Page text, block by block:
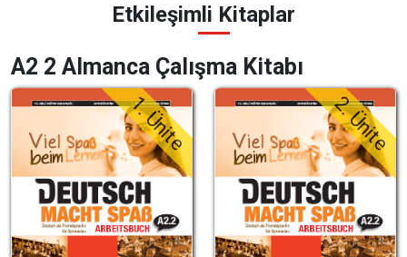
Etkileşimli Kitaplar
A2 2 Almanca Çalışma Kitabı
1. Ünite 2. Ünite